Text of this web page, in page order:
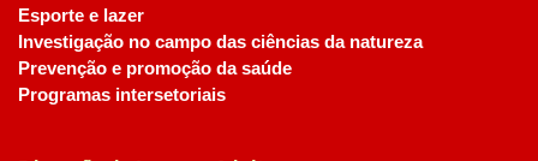
Esporte e lazer
Investigação no campo das ciências da natureza
Prevenção e promoção da saúde
Programas intersetoriais